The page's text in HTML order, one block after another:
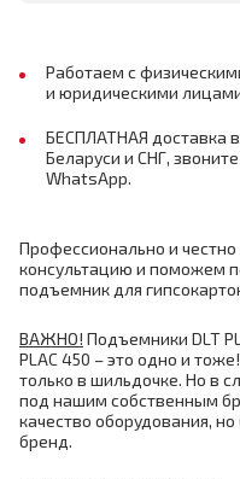
Работаем с
и юридическими
БЕСПЛАТНАЯ доставка
Беларуси и СНГ,
WhatsApp.
Профессионально и
консультацию и поможем
подъемник для
ВАЖНО! Подъемники DLT
PLAC 450 – это одно и
только в шильдочке. Но в
под нашим собственным
качество оборудования,
бренд.